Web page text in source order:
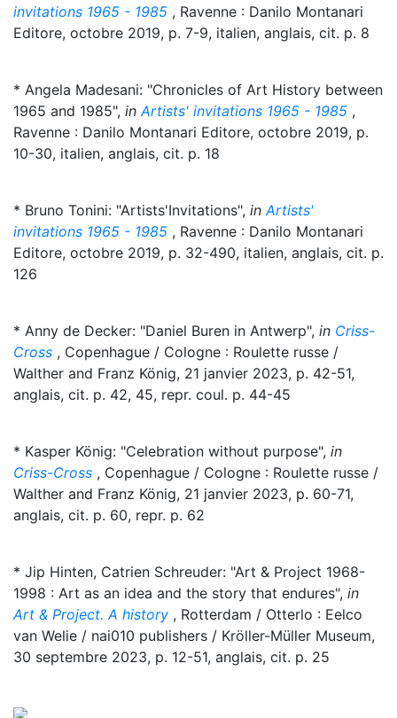
invitations 1965 - 1985 , Ravenne : Danilo Montanari
Editore, octobre 2019, p. 7-9, italien, anglais, cit. p. 8
* Angela Madesani: "Chronicles of Art History between
1965 and 1985", in Artists' invitations 1965 - 1985 ,
Ravenne : Danilo Montanari Editore, octobre 2019, p.
10-30, italien, anglais, cit. p. 18
* Bruno Tonini: "Artists'Invitations", in Artists'
invitations 1965 - 1985 , Ravenne : Danilo Montanari
Editore, octobre 2019, p. 32-490, italien, anglais, cit. p.
126
* Anny de Decker: "Daniel Buren in Antwerp", in Criss-
Cross , Copenhague / Cologne : Roulette russe /
Walther and Franz König, 21 janvier 2023, p. 42-51,
anglais, cit. p. 42, 45, repr. coul. p. 44-45
* Kasper König: "Celebration without purpose", in
Criss-Cross , Copenhague / Cologne : Roulette russe /
Walther and Franz König, 21 janvier 2023, p. 60-71,
anglais, cit. p. 60, repr. p. 62
* Jip Hinten, Catrien Schreuder: "Art & Project 1968-
1998 : Art as an idea and the story that endures", in
Art & Project. A history , Rotterdam / Otterlo : Eelco
van Welie / nai010 publishers / Kröller-Müller Museum,
30 septembre 2023, p. 12-51, anglais, cit. p. 25